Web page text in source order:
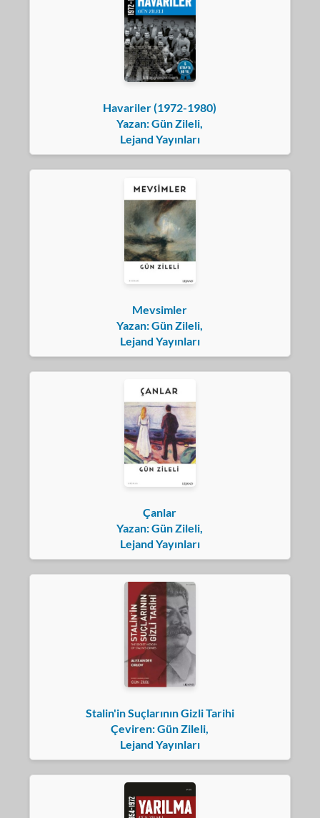
Havariler (1972-1980)
Yazan: Gün Zileli,
Lejand Yayınları
Mevsimler
Yazan: Gün Zileli,
Lejand Yayınları
Çanlar
Yazan: Gün Zileli,
Lejand Yayınları
Stalin'in Suçlarının Gizli Tarihi
Çeviren: Gün Zileli,
Lejand Yayınları